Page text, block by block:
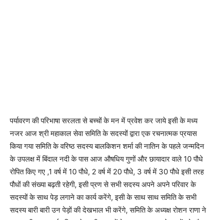
पर्यावरण की परिभाषा सरलता से बच्चों के मन में प्रवेश कर जाये इसी के मध्य
नजर आज श्री महाकाल सेवा समिति के सदस्यों द्वारा एक रचनात्मक प्रयास
किया गया समिति के वरिष्ठ सदस्य बालकिशन शर्मा की नातिन के पहले जन्मदिन
के उपलक्ष में बिंदाल नदी के पास आज औषधिय गुणों और छायादार वाले 10 पौधे
रोपित किए गए ,1 वर्ष में 10 पौधे, 2 वर्ष में 20 पौधे, 3 वर्ष में 30 पौधे इसी तरह
पौधों की संख्या बढ़ती रहेगी, इसी प्रण से सभी सदस्य अपने अपने परिवार के
सदस्यों के साथ पेड़ लगाने का कार्य करेंगे, इसी के साथ साथ समिति के सभी
सदस्य बारी बारी उन पेड़ों की देखभाल भी करेंगे, समिति के अध्यक्ष रोशन राणा ने